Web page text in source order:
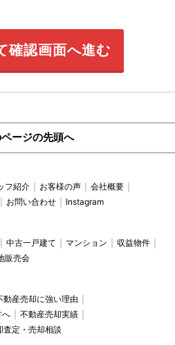
確認画面へ進む
ージの先頭へ
フ紹介 お客様の声
会社概要
お問い合わせ Instagram
中古一戸建て マンション
収益物件
販売会
動産売却に強い理由
へ
不動産売却実績
査定・売却相談